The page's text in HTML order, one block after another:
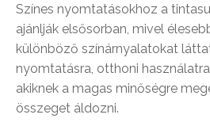
Színes nyomtatásokhoz a
ajánlják elsősorban, mivel
különböző színárnyalatokat
nyomtatásra, otthoni használatra
akiknek a magas minőségre
összeget áldozni.